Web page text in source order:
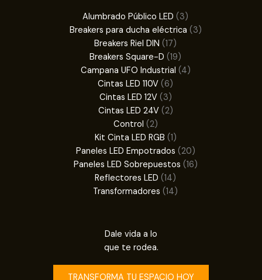
Alumbrado Público LED 33
productos
Breakers para ducha eléctrica 33
Breakers Riel DIN 1717
productos
Breakers Square-D 1919
productos
Campana UFO Industrial 44
Cintas LED 110V 66
productos
Cintas LED 12V 33
productos
Cintas LED 24V 22
Control 22
productos
Kit Cinta LED RGB 11
producto
Paneles LED Empotrados 2020
productos
Paneles LED Sobrepuestos 1616
Reflectores LED 1414
productos
Transformadores 1414
Dale vida a lo
que te rodea.
TRANSFORMA TU ESPACIO HOY